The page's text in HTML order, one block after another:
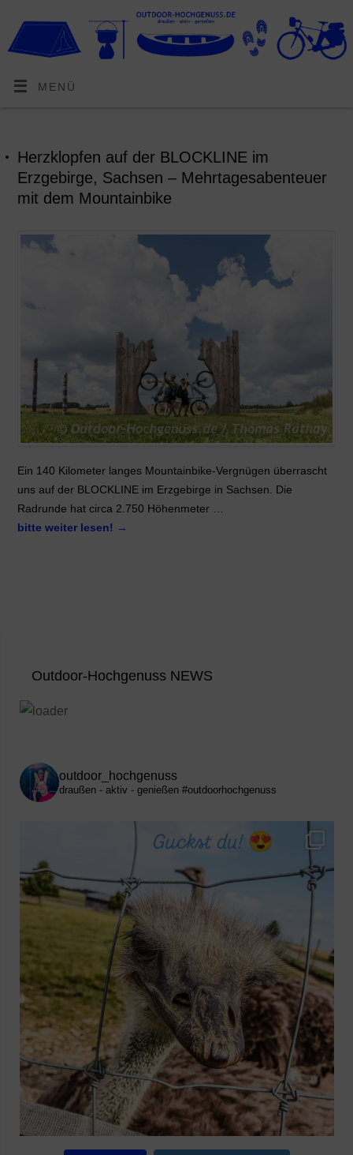
MENÜ
Herzklopfen auf der BLOCKLINE im
Erzgebirge, Sachsen – Mehrtagesabenteuer
mit dem Mountainbike
Ein 140 Kilometer langes Mountainbike-Vergnügen überrascht
uns auf der BLOCKLINE im Erzgebirge in Sachsen. Die
Radrunde hat circa 2.750 Höhenmeter …
bitte weiter lesen! →
Outdoor-Hochgenuss NEWS
outdoor_hochgenuss
draußen - aktiv - genießen #outdoorhochgenuss